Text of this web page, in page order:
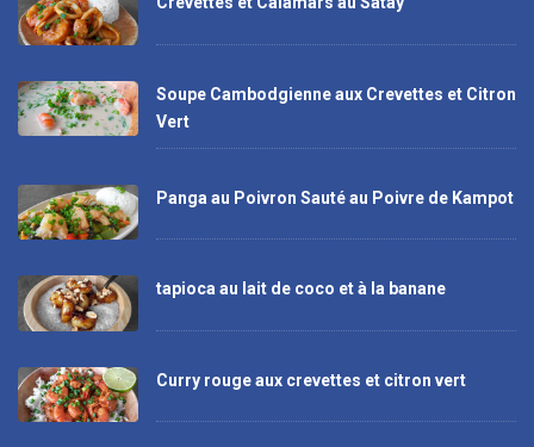
Soupe Cambodgienne aux Crevettes et Citron
Vert
Panga au Poivron Sauté au Poivre de Kampot
tapioca au lait de coco et à la banane
Curry rouge aux crevettes et citron vert